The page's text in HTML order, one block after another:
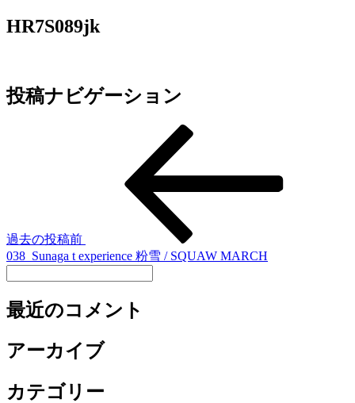
HR7S089jk
投稿ナビゲーション
過去の投稿前
038_Sunaga t experience 粉雪 / SQUAW MARCH
最近のコメント
アーカイブ
カテゴリー